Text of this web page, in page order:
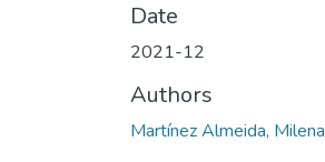
Date
2021-12
Authors
Martínez Almeida,